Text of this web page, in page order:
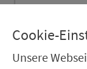
Cookie-
Unsere